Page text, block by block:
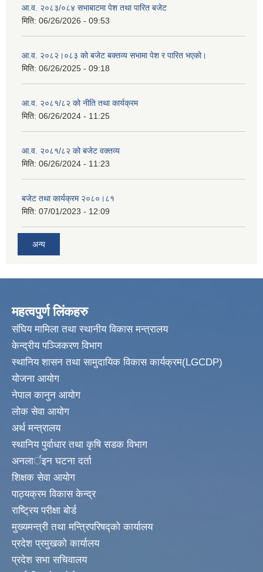
आ.व. २०८३/०८४ सभाबाटमा पेश तथा पारित बजेट
मिति: 06/26/2026 - 09:53
आ‍.व. २०८२।०८३ को बजेट बक्तव्य सभामा पेश र पारित भएको।
मिति: 06/26/2025 - 09:18
आ.व. २०८१/८२ को नीति तथा कार्यक्रम
मिति: 06/26/2024 - 11:25
आ.व. २०८१/८२ को बजेट वक्तव्य
मिति: 06/26/2024 - 11:23
बजेट तथा कार्यक्रम २०८०।८१
मिति: 07/01/2023 - 12:09
अन्य
महत्वपुर्ण लिंकहरु
संघिय मामिला तथा स्थानीय विकास मन्त्रालय
केन्द्रीय पञ्जिकरण विभाग
स्थानिय शासन तथा सामुदायिक विकास कार्यक्रम(LGCDP)
योजना आयोग
नेपाल कानुन आयोग
लोक सेवा आयोग
अर्थ मन्त्रालय
स्थानिय पुर्वाधार तथा कृषि सडक विभाग
अनलार्इन घटना दर्ता
शिक्षक सेवा आयोग
पाठ्यक्रम विकास केन्द्र
राष्ट्रिय परीक्षा बोर्ड
मुख्यमन्त्री तथा मन्त्रिपरिषद्को कार्यालय
प्रदेश प्रमुखको कार्यालय
प्रदेश सभा सचिवालय